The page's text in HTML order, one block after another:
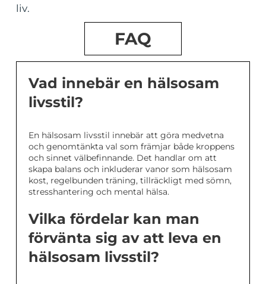
liv.
FAQ
Vad innebär en hälsosam
livsstil?
En hälsosam livsstil innebär att göra medvetna
och genomtänkta val som främjar både kroppens
och sinnet välbefinnande. Det handlar om att
skapa balans och inkluderar vanor som hälsosam
kost, regelbunden träning, tillräckligt med sömn,
stresshantering och mental hälsa.
Vilka fördelar kan man
förvänta sig av att leva en
hälsosam livsstil?